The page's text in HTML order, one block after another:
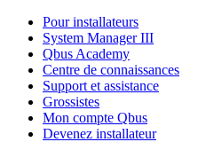
Pour installateurs
System Manager III
Qbus Academy
Centre de connaissances
Support et assistance
Grossistes
Mon compte Qbus
Devenez installateur